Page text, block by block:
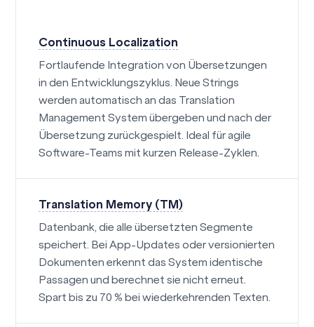
Continuous Localization
Fortlaufende Integration von Übersetzungen
in den Entwicklungszyklus. Neue Strings
werden automatisch an das Translation
Management System übergeben und nach der
Übersetzung zurückgespielt. Ideal für agile
Software-Teams mit kurzen Release-Zyklen.
Translation Memory (TM)
Datenbank, die alle übersetzten Segmente
speichert. Bei App-Updates oder versionierten
Dokumenten erkennt das System identische
Passagen und berechnet sie nicht erneut.
Spart bis zu 70 % bei wiederkehrenden Texten.